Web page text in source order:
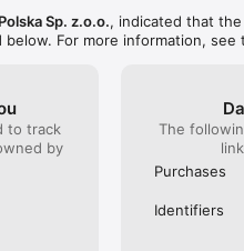
Sp. z.o.o., indicated that the
For more information, see
to track
by
The
Purchases
Identifiers